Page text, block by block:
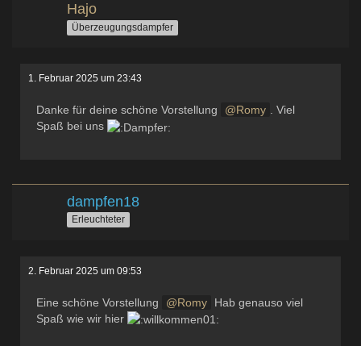
Hajo
Überzeugungsdampfer
1. Februar 2025 um 23:43
Danke für deine schöne Vorstellung Romy . Viel
Spaß bei uns
dampfen18
Erleuchteter
2. Februar 2025 um 09:53
Eine schöne Vorstellung Romy
Hab genauso viel
Spaß wie wir hier